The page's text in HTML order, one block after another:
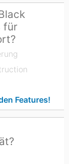
für
Features!